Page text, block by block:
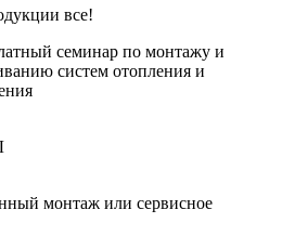
все!
семинар по монтажу и
систем отопления и
монтаж или сервисное